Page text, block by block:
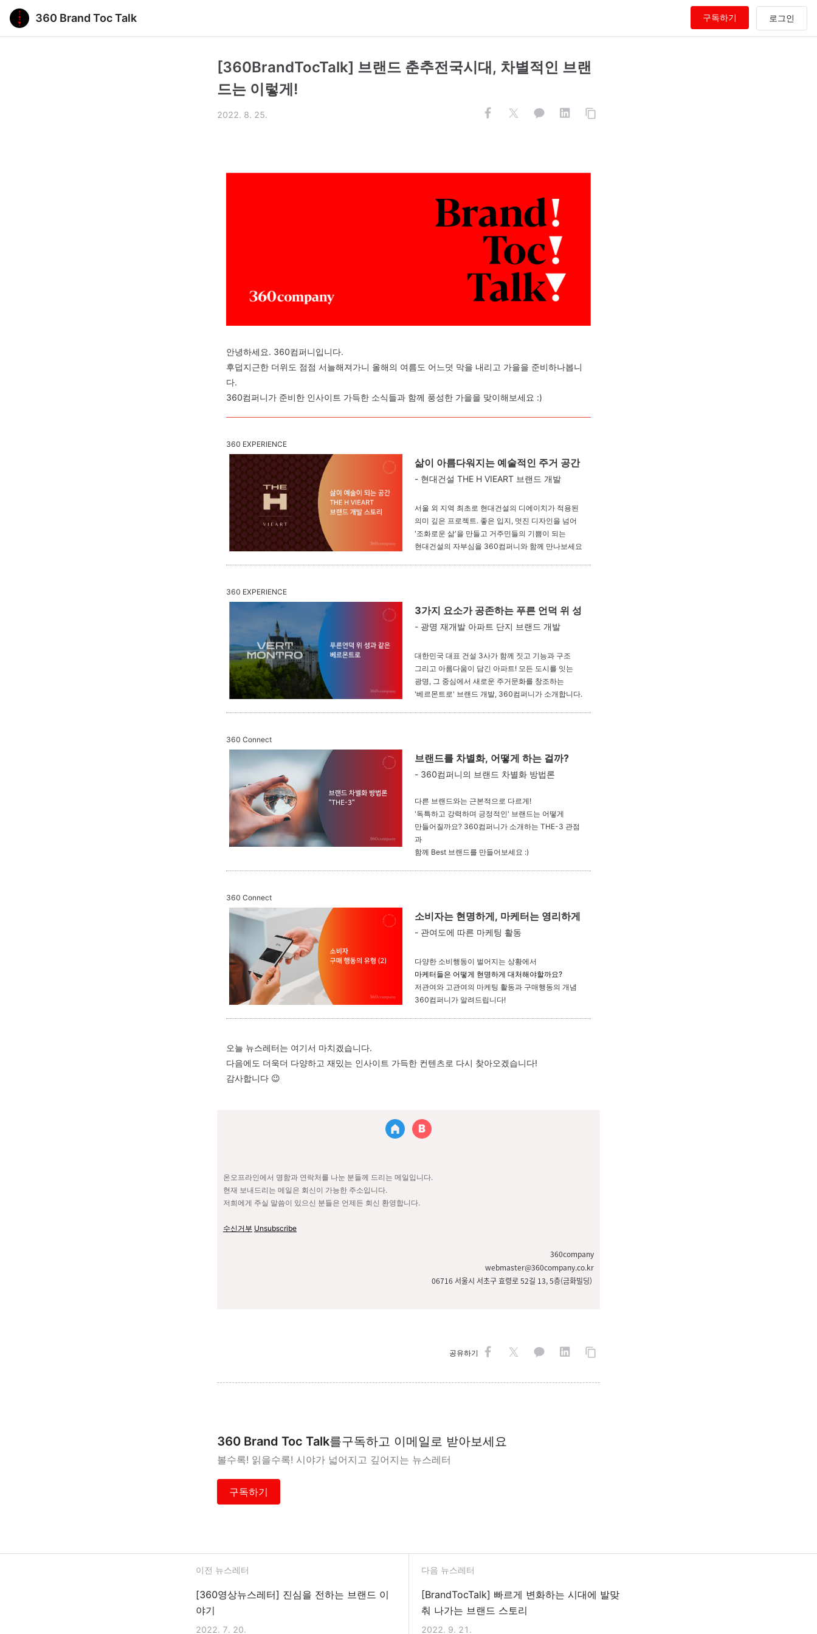
360 Brand Toc Talk 구독하기
[360BrandTocTalk] 브랜드 춘추전국시대, 차별적인 브랜
드는 이렇게!
2022. 8. 25.
안녕하세요. 360컴퍼니입니다.
후덥지근한 더위도 점점 서늘해져가니 올해의 여름도 어느덧 막을 내리고 가을을 준비하나봅니
다.
360컴퍼니가 준비한 인사이트 가득한 소식들과 함께 풍성한 가을을 맞이해보세요 :)
360 EXPERIENCE
삶이 아름다워지는 예술적인 주거 공간
- 현대건설 THE H VIEART 브랜드 개발
서울 외 지역 최초로 현대건설의 디에이치가 적용된
의미 깊은 프로젝트. 좋은 입지, 멋진 디자인을 넘어
'조화로운 삶'을 만들고 거주민들의 기쁨이 되는
현대건설의 자부심을 360컴퍼니와 함께 만나보세요
360 EXPERIENCE
3가지 요소가 공존하는 푸른 언덕 위 성
- 광명 재개발 아파트 단지 브랜드 개발
대한민국 대표 건설 3사가 함께 짓고 기능과 구조
그리고 아름다움이 담긴 아파트! 모든 도시를 잇는
광명, 그 중심에서 새로운 주거문화를 창조하는
'베르몬트로' 브랜드 개발, 360컴퍼니가 소개합니다.
360 Connect
브랜드를 차별화, 어떻게 하는 걸까?
- 360컴퍼니의 브랜드 차별화 방법론
다른 브랜드와는 근본적으로 다르게!
'독특하고 강력하며 긍정적인' 브랜드는 어떻게
만들어질까요? 360컴퍼니가 소개하는 THE-3 관점
과
함께 Best 브랜드를 만들어보세요 :)
360 Connect
소비자는 현명하게, 마케터는 영리하게
- 관여도에 따른 마케팅 활동
다양한 소비행동이 벌어지는 상황에서
마케터들은 어떻게 현명하게 대처해야할까요?
저관여와 고관여의 마케팅 활동과 구매행동의 개념
360컴퍼니가 알려드립니다!
오늘 뉴스레터는 여기서 마치겠습니다.
다음에도 더욱더 다양하고 재밌는 인사이트 가득한 컨텐츠로 다시 찾아오겠습니다!
감사합니다 😉
온오프라인에서 명함과 연락처를 나눈 분들께 드리는 메일입니다.
현재 보내드리는 메일은 회신이 가능한 주소입니다.
저희에게 주실 말씀이 있으신 분들은 언제든 회신 환영합니다.
수신거부 Unsubscribe
360company
webmaster@360company.co.kr
06716 서울시 서초구 효령로 52길 13, 5층(금화빌딩)
공유하기
360 Brand Toc Talk를구독하고 이메일로 받아보세요
볼수록! 읽을수록! 시야가 넓어지고 깊어지는 뉴스레터
구독하기
이전 뉴스레터
[360영상뉴스레터] 진심을 전하는 브랜드 이
야기
2022. 7. 20.
다음 뉴스레터
[BrandTocTalk] 빠르게 변화하는 시대에 발맞
춰 나가는 브랜드 스토리
2022. 9. 21.